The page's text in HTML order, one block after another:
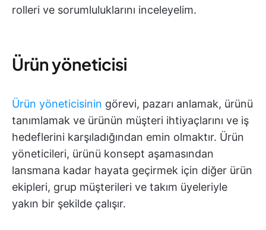
rolleri ve sorumluluklarını inceleyelim.
Ürün yöneticisi
Ürün yöneticisinin görevi, pazarı anlamak, ürünü
tanımlamak ve ürünün müşteri ihtiyaçlarını ve iş
hedeflerini karşıladığından emin olmaktır. Ürün
yöneticileri, ürünü konsept aşamasından
lansmana kadar hayata geçirmek için diğer ürün
ekipleri, grup müşterileri ve takım üyeleriyle
yakın bir şekilde çalışır.